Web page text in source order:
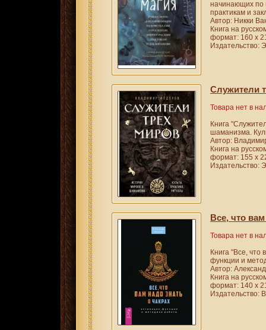
начинающих по
практикам и
Автор: Никки
Книга на
формат: 160 х
Издательство:
Служители
Товара нет в
Книга
шаманизма.
Автор:
Книга на
формат: 155 х
Издательство:
Все, что
Товара нет в
Книга "Все, что
функции и
Автор:
Книга на
формат: 140 х
Издательство: